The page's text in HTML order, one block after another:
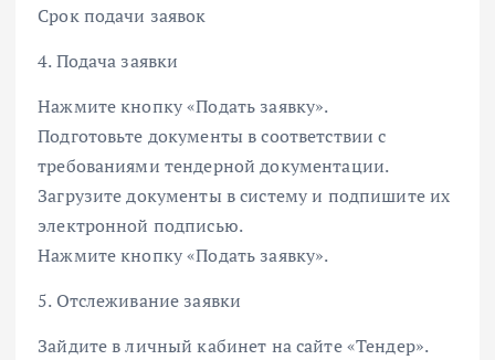
Срок подачи заявок
4. Подача заявки
Нажмите кнопку «Подать заявку».
Подготовьте документы в соответствии с
требованиями тендерной документации.
Загрузите документы в систему и подпишите их
электронной подписью.
Нажмите кнопку «Подать заявку».
5. Отслеживание заявки
Зайдите в личный кабинет на сайте «Тендер».